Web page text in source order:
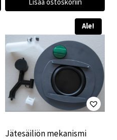
Ale!
Jätesäiliön mekanismi